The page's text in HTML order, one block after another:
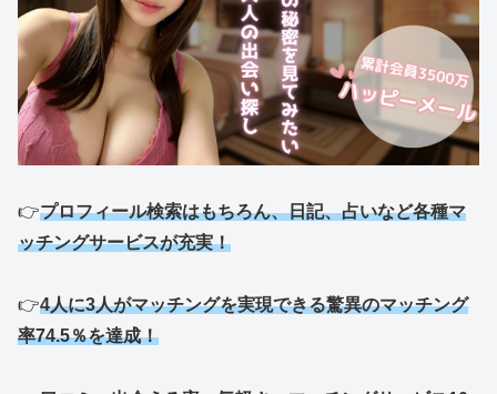
👉プロフィール検索はもちろん、日記、占いなど各種マ
ッチングサービスが充実！
👉4人に3人がマッチングを実現できる驚異のマッチング
率74.5％を達成！